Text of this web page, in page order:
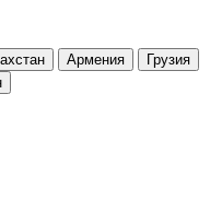
Армения
Грузия